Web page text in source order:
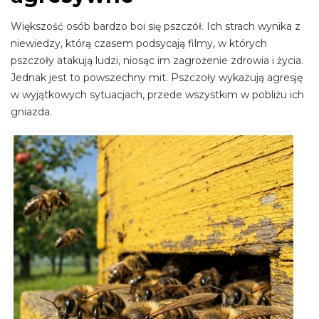
Większość osób bardzo boi się pszczół. Ich strach wynika z
niewiedzy, którą czasem podsycają filmy, w których
pszczoły atakują ludzi, niosąc im zagrożenie zdrowia i życia.
Jednak jest to powszechny mit. Pszczoły wykazują agresję
w wyjątkowych sytuacjach, przede wszystkim w pobliżu ich
gniazda.